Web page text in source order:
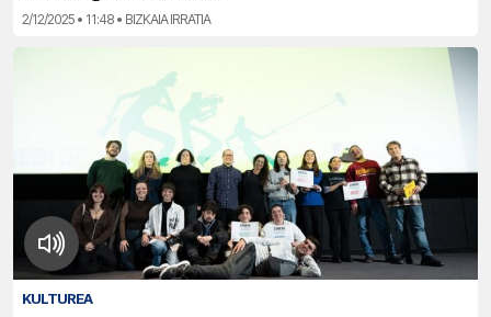
2/12/2025 • 11:48 • BIZKAIA IRRATIA
KULTUREA